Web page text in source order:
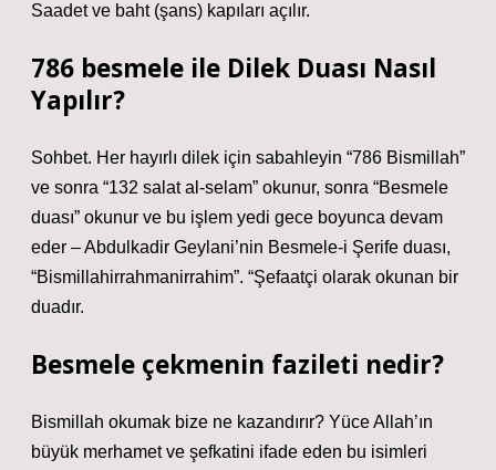
Saadet ve baht (şans) kapıları açılır.
786 besmele ile Dilek Duası Nasıl
Yapılır?
Sohbet. Her hayırlı dilek için sabahleyin “786 Bismillah”
ve sonra “132 salat al-selam” okunur, sonra “Besmele
duası” okunur ve bu işlem yedi gece boyunca devam
eder – Abdulkadir Geylani’nin Besmele-i Şerife duası,
“Bismillahirrahmanirrahim”. “Şefaatçi olarak okunan bir
duadır.
Besmele çekmenin fazileti nedir?
Bismillah okumak bize ne kazandırır? Yüce Allah’ın
büyük merhamet ve şefkatini ifade eden bu isimleri